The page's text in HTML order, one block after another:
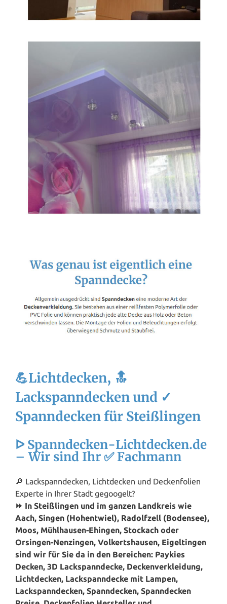
💪Lichtdecken, 🔝
Lackspanndecken und ✓
Spanndecken für Steißlingen
ᐅ Spanndecken-Lichtdecken.de
– Wir sind Ihr ✅ Fachmann
🔎 Lackspanndecken, Lichtdecken und Deckenfolien
Experte in Ihrer Stadt gegoogelt?
⏩ In Steißlingen und im ganzen Landkreis wie
Aach, Singen (Hohentwiel), Radolfzell (Bodensee),
Moos, Mühlhausen-Ehingen, Stockach oder
Orsingen-Nenzingen, Volkertshausen, Eigeltingen
sind wir für Sie da in den Bereichen: Paykies
Decken, 3D Lackspanndecke, Deckenverkleidung,
Lichtdecken, Lackspanndecke mit Lampen,
Lackspanndecken, Spanndecken, Spanndecken